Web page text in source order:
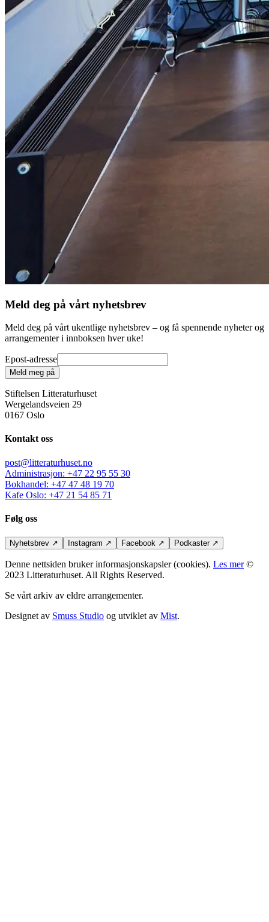
Meld deg på vårt nyhetsbrev
Meld deg på vårt ukentlige nyhetsbrev – og få spennende nyheter og
arrangementer i innboksen hver uke!
Epost-adresse
Meld meg på
Stiftelsen Litteraturhuset
Wergelandsveien 29
0167 Oslo
Kontakt oss
post@litteraturhuset.no
Administrasjon: +47 22 95 55 30
Bokhandel: +47 47 48 19 70
Kafe Oslo: +47 21 54 85 71
Følg oss
Nyhetsbrev ↗ Instagram ↗ Facebook ↗ Podkaster↗
Denne nettsiden bruker informasjonskapsler (cookies). Les mer©
2023 Litteraturhuset. All Rights Reserved.
Se vårt arkiv av eldre arrangementer.
Designet av Smuss Studio og utviklet av Mist.